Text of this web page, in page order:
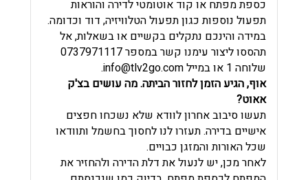
כספת מפתח או קוד אוטומטי לדירה והוראות
תפעול נוספות כגון תפעול הטלוויזיה, דוד וכדומה.
במידה והינכם נתקלים בקשיים או בשאלות, אל
תהססו ליצור עימנו קשר במספר 0737971117
שלוחה 1 או במייל
info@tlv2go.com
.
אוף, הגיע הזמן לחזור הביתה. מה עושים בצ'ק
אאוט?
תעשו סיבוב אחרון לוודא שלא נשכחו חפצים
אישיים בדירה. תעזרו לנו לחסוך בחשמל ותוודאו
שכל האורות והמזגן כבויים.
לאחר מכן, יש לנעול את דלת הדירה ולהחזיר את